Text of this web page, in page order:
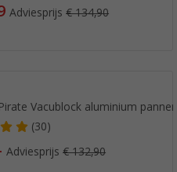
Adviesprijs€ 134,90
Vacublock aluminium
(30)
Adviesprijs€ 132,90